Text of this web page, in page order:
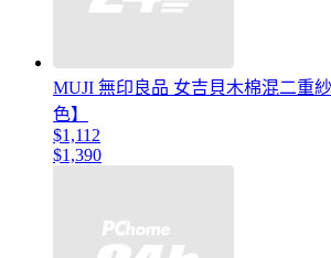
MUJI 無印良品 女吉貝木棉混二重
色】
$1,112
$1,390